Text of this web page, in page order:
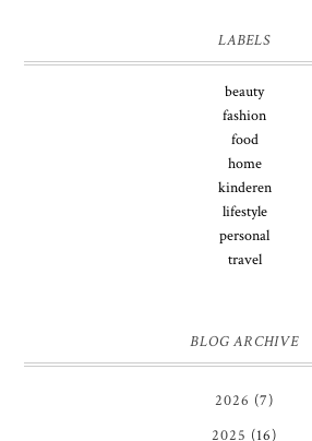
LABELS
beauty
fashion
food
home
kinderen
lifestyle
personal
travel
BLOG ARCHIVE
2026 (7)
2025 (16)